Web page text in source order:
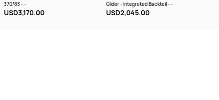
370/83 - -
USD3,170.00
Glider - Integrated Backtail - -
USD2,045.00